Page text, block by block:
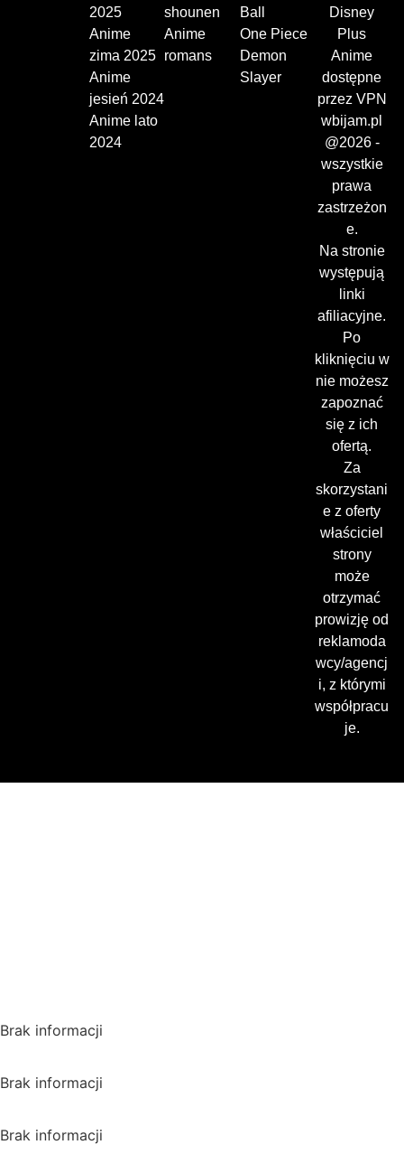
2025
Anime
zima 2025
Anime
jesień 2024
Anime lato
2024
shounen
Anime
romans
Ball
One Piece
Demon
Slayer
Disney
Plus
Anime
dostępne
przez VPN
wbijam.pl
@2026 -
wszystkie
prawa
zastrzeżon
e.
Na stronie
występują
linki
afiliacyjne.
Po
kliknięciu w
nie możesz
zapoznać
się z ich
ofertą.
Za
skorzystani
e z oferty
właściciel
strony
może
otrzymać
prowizję od
reklamoda
wcy/agencj
i, z którymi
współpracu
je.
Brak informacji
Brak informacji
Brak informacji